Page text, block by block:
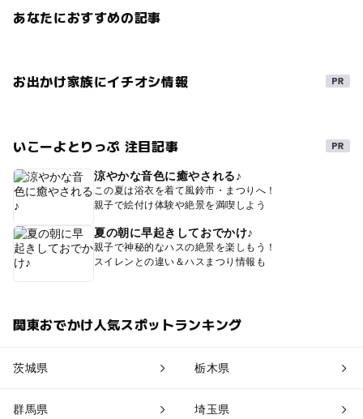
あなたにおすすめの記事
お出かけ家族にイチオシ情報
いこーよとりっぷ 注目記事
涼やかな音色に癒やされる♪
この夏は浴衣を着て風鈴市・まつりへ！
親子で絵付け体験や絶景を満喫しよう
夏の朝に早起きしておでかけ♪
親子で神秘的なハスの絶景を楽しもう！
スイレンとの違い＆ハスまつり情報も
関東おでかけ人気スポットランキング
茨城県 栃木県
群馬県 埼玉県